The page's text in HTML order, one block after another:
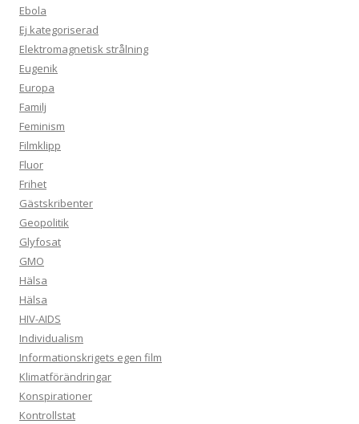
Ebola
Ej kategoriserad
Elektromagnetisk strålning
Eugenik
Europa
Familj
Feminism
Filmklipp
Fluor
Frihet
Gästskribenter
Geopolitik
Glyfosat
GMO
Hälsa
Hälsa
HIV-AIDS
Individualism
Informationskrigets egen film
Klimatförändringar
Konspirationer
Kontrollstat